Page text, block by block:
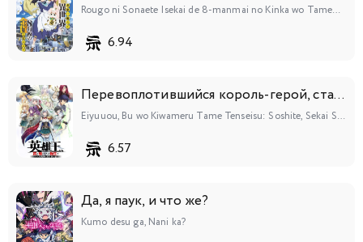
Rougo ni Sonaete Isekai de 8-manmai no Kinka wo Tamemasu
6.94
Перевоплотившийся король-герой, ставший самой сильной ученицей рыцаря
Eiyuuou, Bu wo Kiwameru Tame Tenseisu: Soshite, Sekai Saikyou no Minarai Kishi♀
6.57
Да, я паук, и что же?
Kumo desu ga, Nani ka?